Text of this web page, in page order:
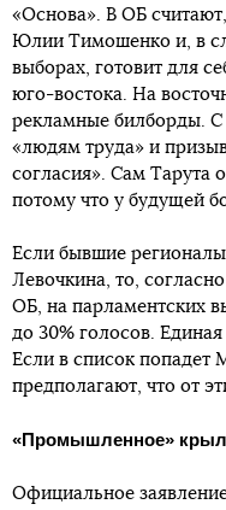
«Основа». В ОБ
Юлии Тимошенко и, в
выборах, готовит для
юго-востока. На
рекламные билборды. С
«людям труда» и
согласия». Сам Тарута
потому что у будущей
Если бывшие
Левочкина, то,
ОБ, на парламентских
до 30% голосов.
Если в список попадет
предполагают, что от
«Промышленное»
Официальное